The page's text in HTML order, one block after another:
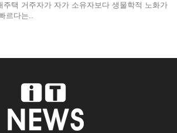
주택 거주자가 자가 소유자보다 생물학적 노화가
르다는..